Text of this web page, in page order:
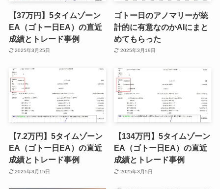
【37万円】5タイムゾーン
EA（ゴトー日EA）の直近
成績とトレード事例
2025年3月25日
ゴトー日のアノマリーが統
計的に有意なのかAIにまと
めてもらった
2025年3月19日
【7.2万円】5タイムゾーン
EA（ゴトー日EA）の直近
成績とトレード事例
2025年3月15日
【134万円】5タイムゾーン
EA（ゴトー日EA）の直近
成績とトレード事例
2025年3月5日